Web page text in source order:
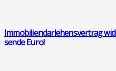
Immo­bi­li­en­dar­le­hens­ver­trag
sen­de Euro!